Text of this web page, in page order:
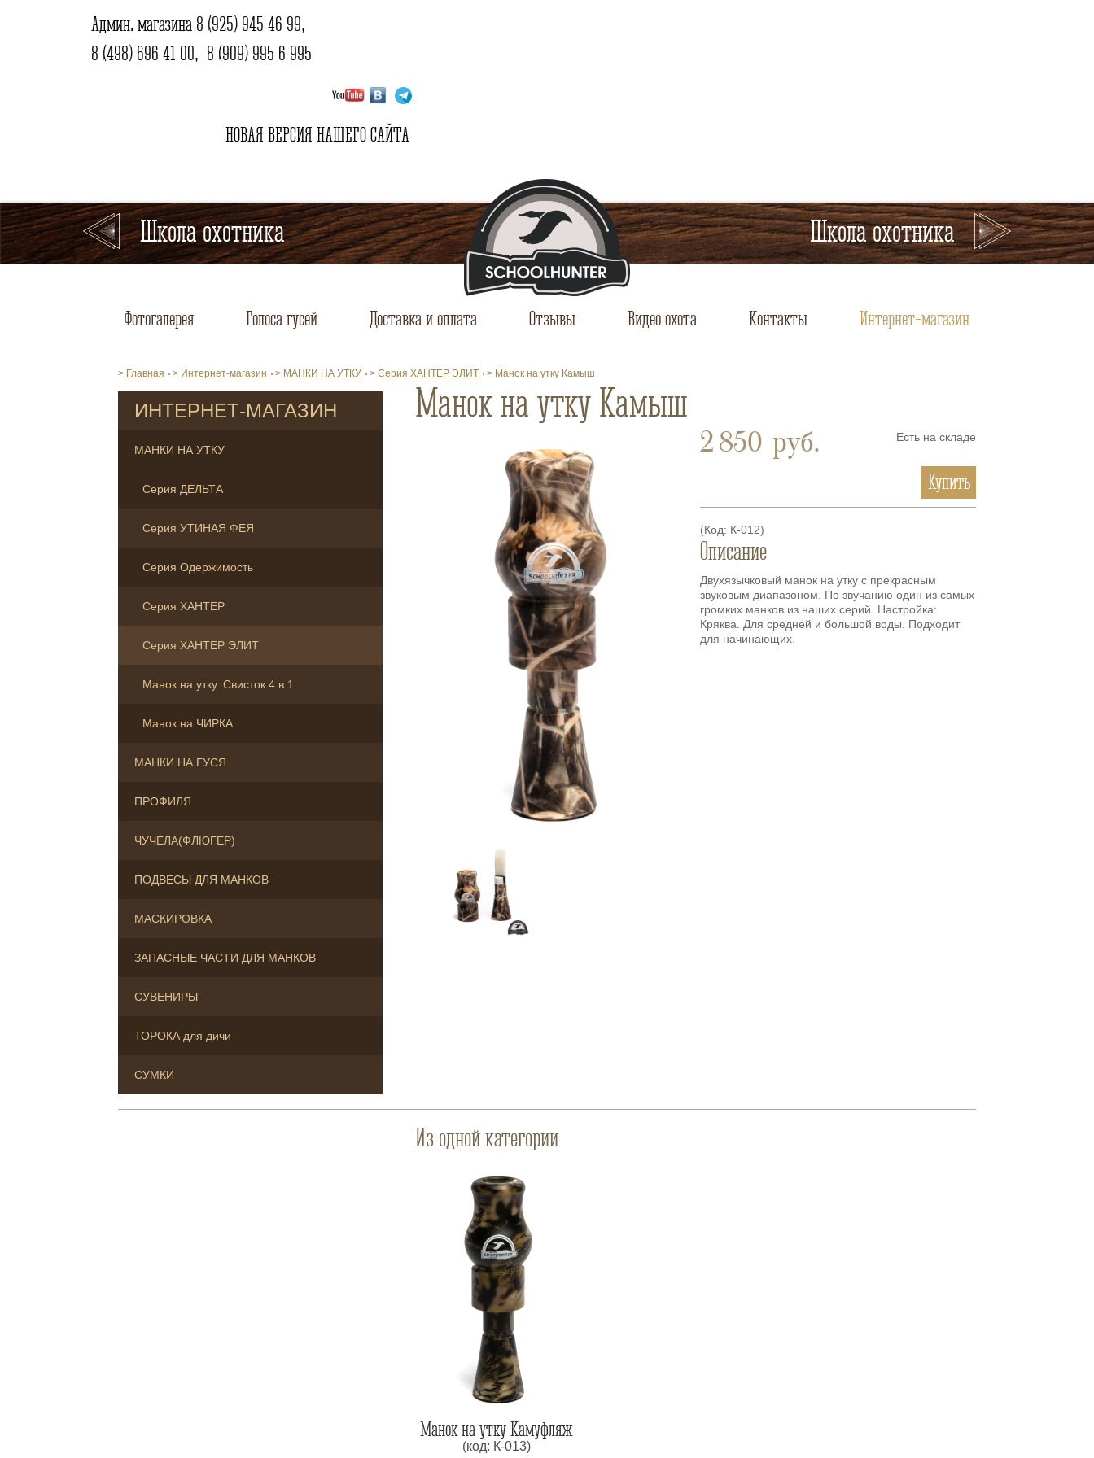
Админ. магазина 8 (925) 945 46 99,
8 (498) 696 41 00, 8 (909) 995 6 995
НОВАЯ ВЕРСИЯ НАШЕГО САЙТА
Школа охотника Школа охотника
Фотогалерея Голоса гусей Доставка и оплата Отзывы Видео охота Контакты Интернет-магазин
> Главная > Интернет-магазин > МАНКИ НА УТКУ > Серия ХАНТЕР ЭЛИТ > Манок на утку Камыш
ИНТЕРНЕТ-МАГАЗИН
МАНКИ НА УТКУ
Серия ДЕЛЬТА
Серия УТИНАЯ ФЕЯ
Серия Одержимость
Серия ХАНТЕР
Серия ХАНТЕР ЭЛИТ
Манок на утку. Свисток 4 в 1.
Манок на ЧИРКА
МАНКИ НА ГУСЯ
ПРОФИЛЯ
ЧУЧЕЛА(ФЛЮГЕР)
ПОДВЕСЫ ДЛЯ МАНКОВ
МАСКИРОВКА
ЗАПАСНЫЕ ЧАСТИ ДЛЯ МАНКОВ
СУВЕНИРЫ
ТОРОКА для дичи
СУМКИ
Манок на утку Камыш
Есть на складе
2 850 руб.
Купить
(Код: К-012)
Описание
Двухязычковый манок на утку с прекрасным
звуковым диапазоном. По звучанию один из самых
громких манков из наших серий. Настройка:
Кряква. Для средней и большой воды. Подходит
для начинающих.
Из одной категории
Манок на утку Камуфляж
(код: К-013)